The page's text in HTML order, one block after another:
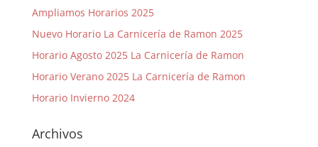
Ampliamos Horarios 2025
Nuevo Horario La Carnicería de Ramon 2025
Horario Agosto 2025 La Carnicería de Ramon
Horario Verano 2025 La Carnicería de Ramon
Horario Invierno 2024
Archivos